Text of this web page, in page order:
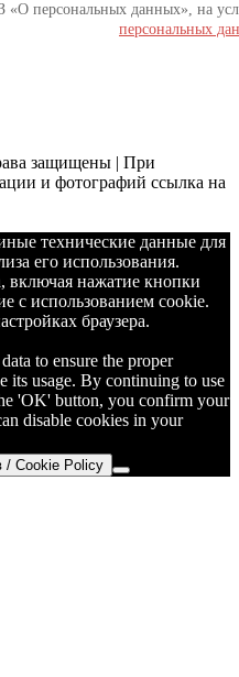
персональных данных», на
персональных
защищены | При
и фотографий ссылка на
технические данные для
его использования.
включая нажатие кнопки
с использованием cookie.
браузера.
to ensure the proper
its usage. By continuing to use
'OK' button, you confirm your
disable cookies in your
/ Cookie Policy